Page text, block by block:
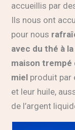
accueillis par
Ils nous ont
pour nous
avec du thé à
maison trempé
miel produit par
et leur huile,
de l’argent